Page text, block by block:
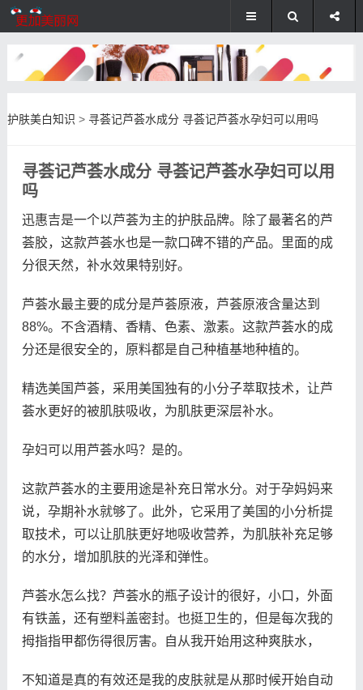
护肤美白知识 > 寻荟记芦荟水成分 寻荟记芦荟水孕妇可以用吗
寻荟记芦荟水成分 寻荟记芦荟水孕妇可以用
吗
迅惠吉是一个以芦荟为主的护肤品牌。除了最著名的芦
荟胶，这款芦荟水也是一款口碑不错的产品。里面的成
分很天然，补水效果特别好。
芦荟水最主要的成分是芦荟原液，芦荟原液含量达到
88%。不含酒精、香精、色素、激素。这款芦荟水的成
分还是很安全的，原料都是自己种植基地种植的。
精选美国芦荟，采用美国独有的小分子萃取技术，让芦
荟水更好的被肌肤吸收，为肌肤更深层补水。
孕妇可以用芦荟水吗？是的。
这款芦荟水的主要用途是补充日常水分。对于孕妈妈来
说，孕期补水就够了。此外，它采用了美国的小分析提
取技术，可以让肌肤更好地吸收营养，为肌肤补充足够
的水分，增加肌肤的光泽和弹性。
芦荟水怎么找？芦荟水的瓶子设计的很好，小口，外面
有铁盖，还有塑料盖密封。也挺卫生的，但是每次我的
拇指指甲都伤得很厉害。自从我开始用这种爽肤水，
不知道是真的有效还是我的皮肤就是从那时候开始自动